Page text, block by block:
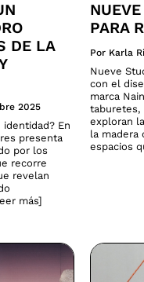
DE LA
2025
En
presenta
por los
recorre
revelan
más]
PARA
Por Karla
Nueve
con el
marca
taburetes,
exploran
la madera
espacios